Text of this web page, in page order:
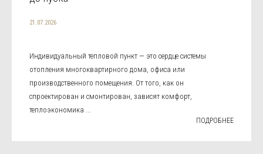
21.07.2026
Индивидуальный тепловой пункт — это сердце системы
отопления многоквартирного дома, офиса или
производственного помещения. От того, как он
спроектирован и смонтирован, зависят комфорт,
теплоэкономика ...
ПОДРОБНЕЕ